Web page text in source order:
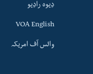
ډیوه راډیو
VOA English
وائس آف امریکہ